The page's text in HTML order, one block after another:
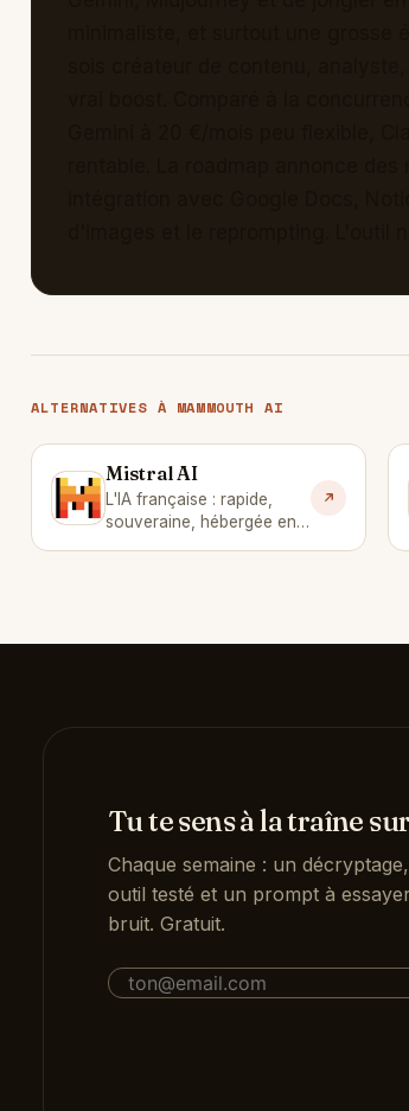
ALTERNATIVES À MAMMOUTH AI
M
Mistral AI
L'IA française : rapide,
souveraine, hébergée en
Tu te sens à la traîne
Chaque semaine : un
outil testé et un prompt à
bruit. Gratuit.